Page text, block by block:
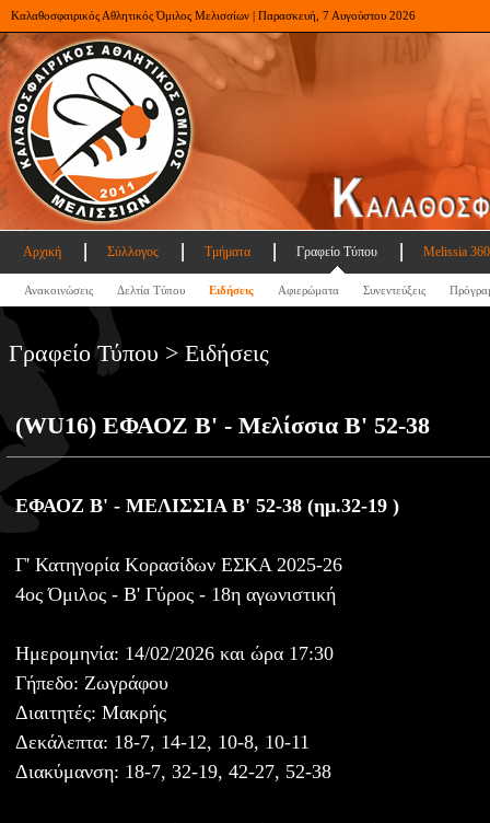
Καλαθοσφαιρικός Αθλητικός Όμιλος Μελισσίων | Παρασκευή, 7 Αυγούστου 2026
Αρχική Σύλλογος Τμήματα Γραφείο Τύπου Melissia
Ανακοινώσεις Δελτία Τύπου Ειδήσεις Αφιερώματα Συνεντεύξεις
Γραφείο Τύπου > Ειδήσεις
(WU16) ΕΦΑΟΖ Β' - Μελίσσια Β' 52-38
ΕΦΑΟΖ Β' - ΜΕΛΙΣΣΙΑ Β' 52-38 (ημ.32-19 )
Γ' Κατηγορία Κορασίδων ΕΣΚΑ 2025-26
4ος Όμιλος - B' Γύρος - 18η αγωνιστική
Ημερομηνία: 14/02/2026 και ώρα 17:30
Γήπεδο: Ζωγράφου
Διαιτητές: Μακρής
Δεκάλεπτα: 18-7, 14-12, 10-8, 10-11
Διακύμανση: 18-7, 32-19, 42-27, 52-38